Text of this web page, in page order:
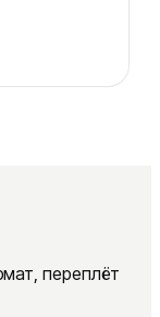
переплёт